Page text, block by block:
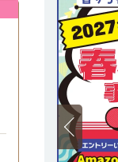
「部屋探
思ってい
合格発表
店頭も大
受験を終